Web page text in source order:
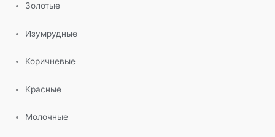
Золотые
Изумрудные
Коричневые
Красные
Молочные